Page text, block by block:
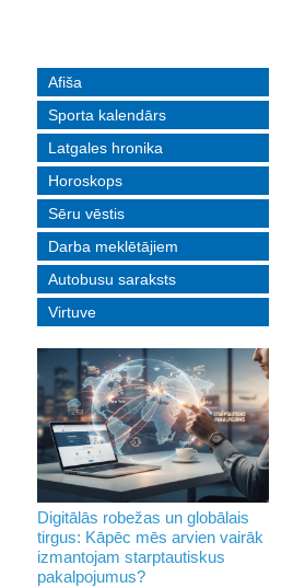
Afiša
Sporta kalendārs
Latgales hronika
Horoskops
Sēru vēstis
Darba meklētājiem
Autobusu saraksts
Virtuve
Digitālās robežas un globālais
tirgus: Kāpēc mēs arvien vairāk
izmantojam starptautiskus
pakalpojumus?